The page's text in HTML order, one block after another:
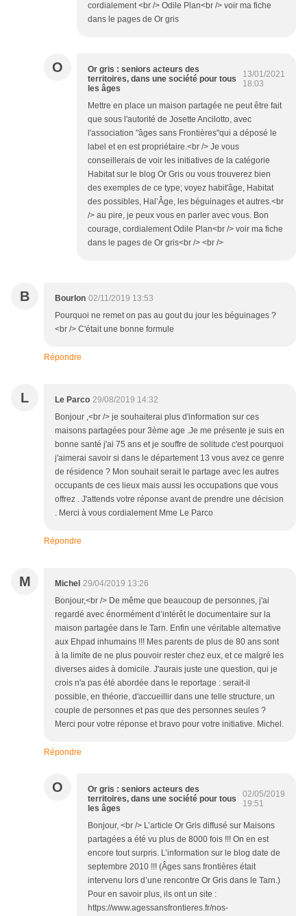
cordialement <br /> Odile Plan<br /> voir ma fiche
dans le pages de Or gris
O
Or gris : seniors acteurs des
territoires, dans une société pour tous
les âges
13/01/2021
18:03
Mettre en place un maison partagée ne peut être fait
que sous l'autorité de Josette Ancilotto, avec
l'association "âges sans Frontières"qui a déposé le
label et en est propriétaire.<br /> Je vous
conseillerais de voir les initiatives de la catégorie
Habitat sur le blog Or Gris ou vous trouverez bien
des exemples de ce type; voyez habit'âge, Habitat
des possibles, Hal’Âge, les béguinages et autres.<br
/> au pire, je peux vous en parler avec vous. Bon
courage, cordialement Odile Plan<br /> voir ma fiche
dans le pages de Or gris<br /> <br />
B Bourlon 02/11/2019 13:53
Pourquoi ne remet on pas au gout du jour les béguinages ?
<br /> C'était une bonne formule
Répondre
L Le Parco 29/08/2019 14:32
Bonjour ,<br /> je souhaiterai plus d'information sur ces
maisons partagées pour 3ème age .Je me présente je suis en
bonne santé j'ai 75 ans et je souffre de solitude c'est pourquoi
j'aimerai savoir si dans le département 13 vous avez ce genre
de résidence ? Mon souhait serait le partage avec les autres
occupants de ces lieux mais aussi les occupations que vous
offrez . J'attends votre réponse avant de prendre une décision
. Merci à vous cordialement Mme Le Parco
Répondre
M Michel 29/04/2019 13:26
Bonjour,<br /> De même que beaucoup de personnes, j'ai
regardé avec énormément d’intérêt le documentaire sur la
maison partagée dans le Tarn. Enfin une véritable alternative
aux Ehpad inhumains !!! Mes parents de plus de 80 ans sont
à la limite de ne plus pouvoir rester chez eux, et ce malgré les
diverses aides à domicile. J'aurais juste une question, qui je
crois n'a pas été abordée dans le reportage : serait-il
possible, en théorie, d'accueillir dans une telle structure, un
couple de personnes et pas que des personnes seules ?
Merci pour votre réponse et bravo pour votre initiative. Michel.
Répondre
O
Or gris : seniors acteurs des
territoires, dans une société pour tous
les âges
02/05/2019
19:51
Bonjour, <br /> L’article Or Gris diffusé sur Maisons
partagées a été vu plus de 8000 fois !!! On en est
encore tout surpris. L’information sur le blog date de
septembre 2010 !!! (Âges sans frontières était
intervenu lors d’une rencontre Or Gris dans le Tarn.)
Pour en savoir plus, ils ont un site :
https://www.agessansfrontieres.fr/nos-